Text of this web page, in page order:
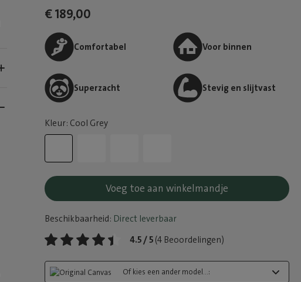
€ 189,00
Comfortabel Voor binnen
Superzacht Stevig en slijtvast
Kleur: Cool Grey
Voeg toe aan winkelmandje
Beschikbaarheid: Direct leverbaar
4.5 / 5 (4 Beoordelingen)
Of kies een ander model...: